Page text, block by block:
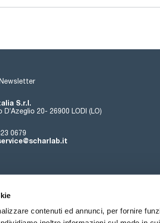
contenuti ed annunci, per fornire
S.r.l.
D’Azeglio 20- 26900 LODI (LO)
0679